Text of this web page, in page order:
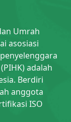
Umrah
asosiasi
adalah
Berdiri
anggota
ISO